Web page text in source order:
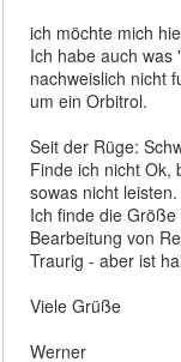
ich möchte mich
Ich habe auch was
nachweislich nicht
um ein Orbitrol.
Seit der Rüge:
Finde ich nicht Ok,
sowas nicht leisten.
Ich finde die
Bearbeitung von
Traurig - aber ist
Viele Grüße
Werner